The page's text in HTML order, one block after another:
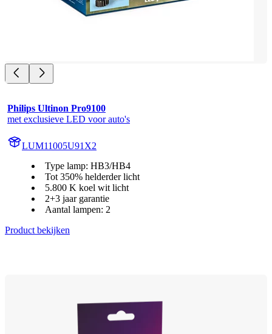
Philips Ultinon Pro9100
met exclusieve LED voor auto's
LUM11005U91X2
Type lamp: HB3/HB4
Tot 350% helderder licht
5.800 K koel wit licht
2+3 jaar garantie
Aantal lampen: 2
Product bekijken